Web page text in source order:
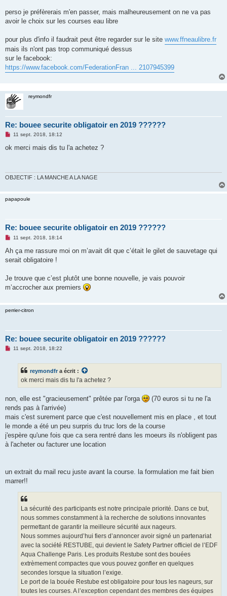
perso je préfèrerais m'en passer, mais malheureusement on ne va pas
avoir le choix sur les courses eau libre
pour plus d'info il faudrait peut être regarder sur le site www.ffneaulibre.fr
mais ils n'ont pas trop communiqué dessus
sur le facebook:
https://www.facebook.com/FederationFran ... 2107945399
reymondfr
Re: bouee securite obligatoir en 2019 ??????
M
s
n
u
11 sept. 2018, 18:12
ok merci mais dis tu l'a achetez ?
OBJECTIF : LA MANCHE A LA NAGE
papapoule
Re: bouee securite obligatoir en 2019 ??????
M
s
a
n
o
u
11 sept. 2018, 18:14
Ah ça me rassure moi on m’avait dit que c’était le gilet de sauvetage qui
serait obligatoire !
Je trouve que c’est plutôt une bonne nouvelle, je vais pouvoir
m’accrocher aux premiers
perrier-citron
Re: bouee securite obligatoir en 2019 ??????
M
o
n
l
u
11 sept. 2018, 18:22
reymondfr a écrit :
ok merci mais dis tu l'a achetez ?
non, elle est "gracieusement" prêtée par l'orga
(70 euros si tu ne l'a
rends pas à l'arrivée)
mais c'est surement parce que c'est nouvellement mis en place , et tout
le monde a été un peu surpris du truc lors de la course
j'espère qu'une fois que ca sera rentré dans les moeurs ils n'obligent pas
à l'acheter ou facturer une location
un extrait du mail recu juste avant la course. la formulation me fait bien
marrer!!
La sécurité des participants est notre principale priorité. Dans ce but,
nous sommes constamment à la recherche de solutions innovantes
permettant de garantir la meilleure sécurité aux nageurs.
Nous sommes aujourd’hui fiers d’annoncer avoir signé un partenariat
avec la société RESTUBE, qui devient le Safety Partner officiel de l’EDF
Aqua Challenge Paris. Les produits Restube sont des bouées
extrèmement compactes que vous pouvez gonfler en quelques
secondes lorsque la situation l’exige.
Le port de la bouée Restube est obligatoire pour tous les nageurs, sur
toutes les courses. A l’exception cependant des membres des équipes